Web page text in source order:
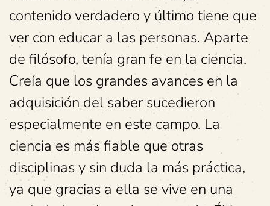
contenido verdadero y último tiene que
ver con educar a las personas. Aparte
de filósofo, tenía gran fe en la ciencia.
Creía que los grandes avances en la
adquisición del saber sucedieron
especialmente en este campo. La
ciencia es más fiable que otras
disciplinas y sin duda la más práctica,
ya que gracias a ella se vive en una